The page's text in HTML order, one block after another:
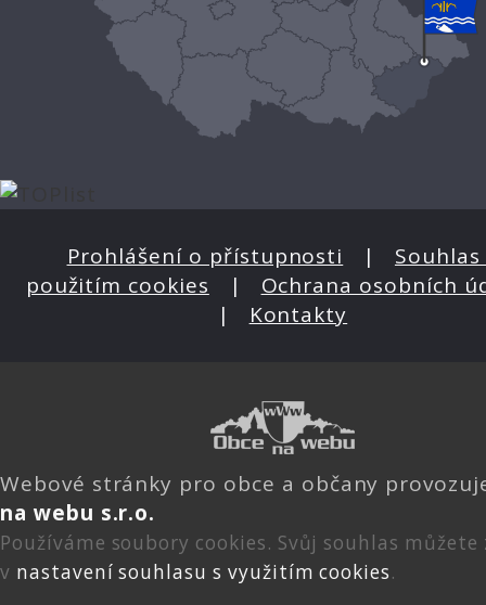
Prohlášení o přístupnosti | Souhlas
použitím cookies | Ochrana osobních
| Kontakty
Webové stránky pro obce a občany
na webu s.r.o.
Používáme soubory cookies. Svůj souhlas
v nastavení souhlasu s využitím cookies.